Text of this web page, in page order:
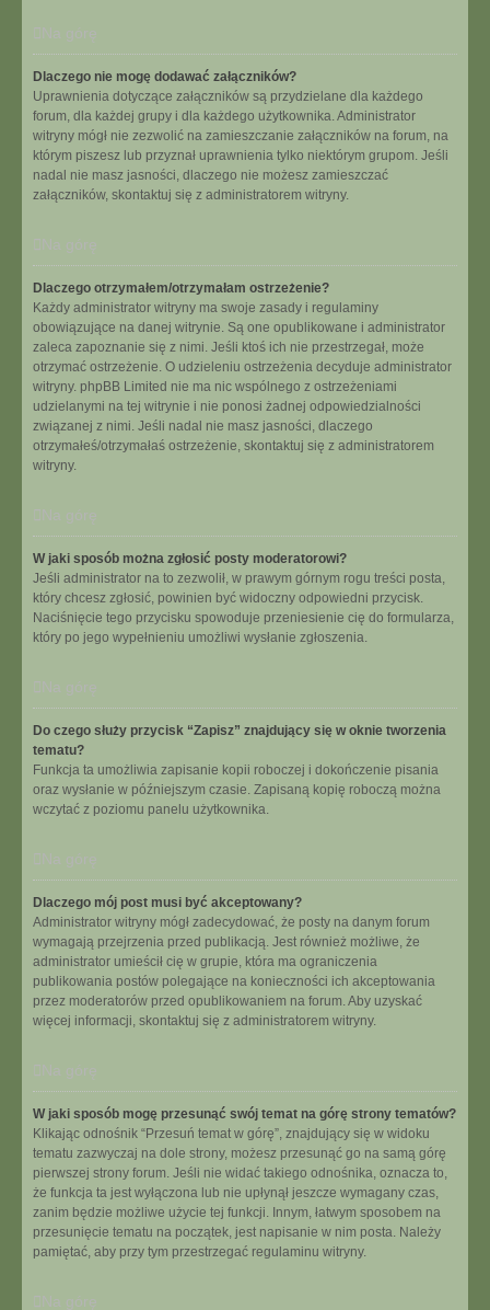
Na górę
Dlaczego nie mogę dodawać załączników?
Uprawnienia dotyczące załączników są przydzielane dla każdego
forum, dla każdej grupy i dla każdego użytkownika. Administrator
witryny mógł nie zezwolić na zamieszczanie załączników na forum, na
którym piszesz lub przyznał uprawnienia tylko niektórym grupom. Jeśli
nadal nie masz jasności, dlaczego nie możesz zamieszczać
załączników, skontaktuj się z administratorem witryny.
Na górę
Dlaczego otrzymałem/otrzymałam ostrzeżenie?
Każdy administrator witryny ma swoje zasady i regulaminy
obowiązujące na danej witrynie. Są one opublikowane i administrator
zaleca zapoznanie się z nimi. Jeśli ktoś ich nie przestrzegał, może
otrzymać ostrzeżenie. O udzieleniu ostrzeżenia decyduje administrator
witryny. phpBB Limited nie ma nic wspólnego z ostrzeżeniami
udzielanymi na tej witrynie i nie ponosi żadnej odpowiedzialności
związanej z nimi. Jeśli nadal nie masz jasności, dlaczego
otrzymałeś/otrzymałaś ostrzeżenie, skontaktuj się z administratorem
witryny.
Na górę
W jaki sposób można zgłosić posty moderatorowi?
Jeśli administrator na to zezwolił, w prawym górnym rogu treści posta,
który chcesz zgłosić, powinien być widoczny odpowiedni przycisk.
Naciśnięcie tego przycisku spowoduje przeniesienie cię do formularza,
który po jego wypełnieniu umożliwi wysłanie zgłoszenia.
Na górę
Do czego służy przycisk “Zapisz” znajdujący się w oknie tworzenia
tematu?
Funkcja ta umożliwia zapisanie kopii roboczej i dokończenie pisania
oraz wysłanie w późniejszym czasie. Zapisaną kopię roboczą można
wczytać z poziomu panelu użytkownika.
Na górę
Dlaczego mój post musi być akceptowany?
Administrator witryny mógł zadecydować, że posty na danym forum
wymagają przejrzenia przed publikacją. Jest również możliwe, że
administrator umieścił cię w grupie, która ma ograniczenia
publikowania postów polegające na konieczności ich akceptowania
przez moderatorów przed opublikowaniem na forum. Aby uzyskać
więcej informacji, skontaktuj się z administratorem witryny.
Na górę
W jaki sposób mogę przesunąć swój temat na górę strony tematów?
Klikając odnośnik “Przesuń temat w górę”, znajdujący się w widoku
tematu zazwyczaj na dole strony, możesz przesunąć go na samą górę
pierwszej strony forum. Jeśli nie widać takiego odnośnika, oznacza to,
że funkcja ta jest wyłączona lub nie upłynął jeszcze wymagany czas,
zanim będzie możliwe użycie tej funkcji. Innym, łatwym sposobem na
przesunięcie tematu na początek, jest napisanie w nim posta. Należy
pamiętać, aby przy tym przestrzegać regulaminu witryny.
Na górę